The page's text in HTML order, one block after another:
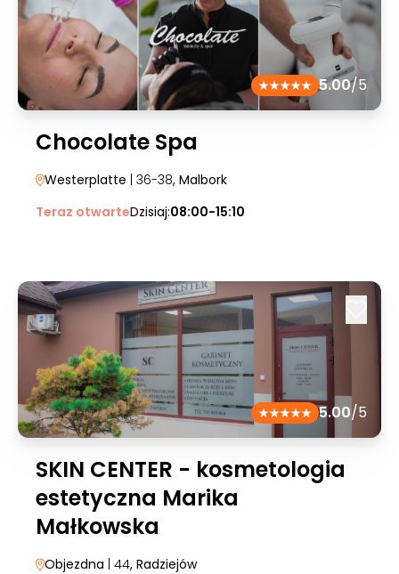
5.00/5
Chocolate Spa
Westerplatte | 36-38, Malbork
Teraz otwarteDzisiaj:08:00-15:10
5.00/5
SKIN CENTER - kosmetologia
estetyczna Marika
Małkowska
Objezdna | 44, Radziejów